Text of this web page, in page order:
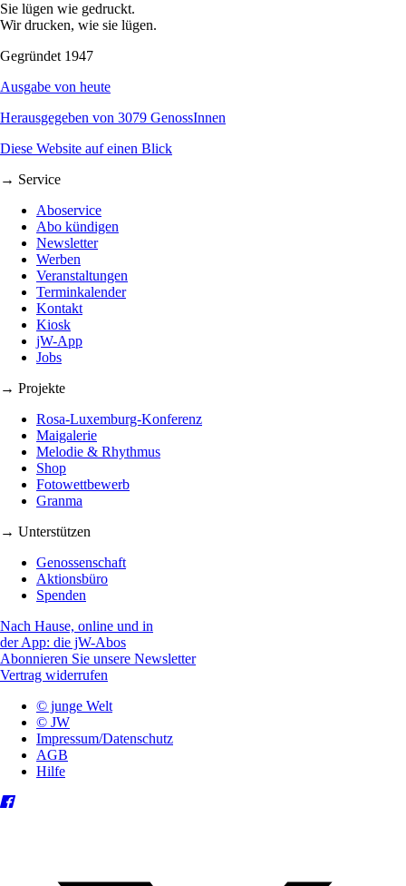
Sie lügen wie gedruckt.
Wir drucken, wie sie lügen.
Gegründet 1947
Ausgabe von heute
Herausgegeben von 3079 GenossInnen
Diese Website auf einen Blick
→ Service
Aboservice
Abo kündigen
Newsletter
Werben
Veranstaltungen
Terminkalender
Kontakt
Kiosk
jW-App
Jobs
→ Projekte
Rosa-Luxemburg-Konferenz
Maigalerie
Melodie & Rhythmus
Shop
Fotowettbewerb
Granma
→ Unterstützen
Genossenschaft
Aktionsbüro
Spenden
Nach Hause, online und in
der App: die jW-Abos
Abonnieren Sie unsere Newsletter
Vertrag widerrufen
© junge Welt
© JW
Impressum/Datenschutz
AGB
Hilfe